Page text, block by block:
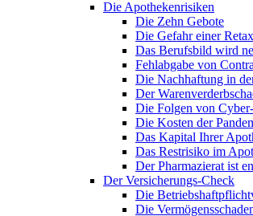
Die Apothekenrisiken
Die Zehn Gebote
Die Gefahr einer
Das Berufsbild wird
Fehlabgabe von
Die Nachhaftung in
Der
Die Folgen von
Die Kosten der
Das Kapital Ihrer
Das Restrisiko im
Der Pharmazierat ist
Der Versicherungs-Check
Die
Die